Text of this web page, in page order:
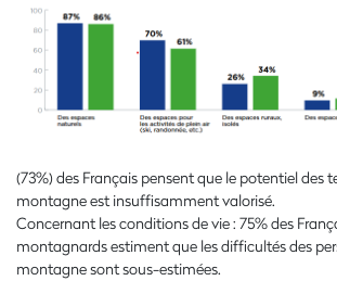
(73%) des Français pensent que le potentiel des
montagne est insuffisamment valorisé.
Concernant les conditions de vie : 75% des
montagnards estiment que les difficultés des
montagne sont sous-estimées.